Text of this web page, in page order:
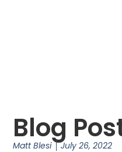
Blog
Matt Blesi July 26, 2022